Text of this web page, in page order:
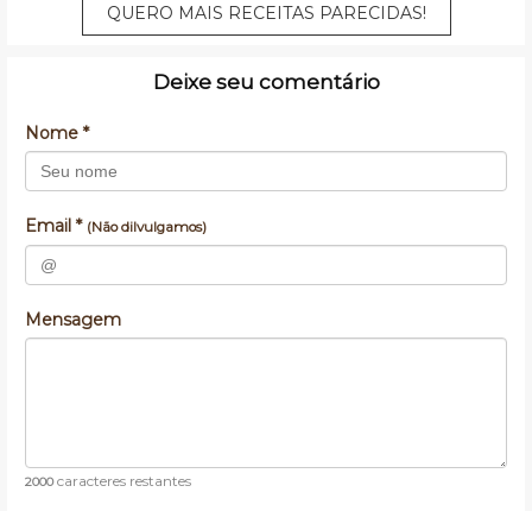
QUERO MAIS RECEITAS PARECIDAS!
Deixe seu comentário
Nome *
Email * (Não dilvulgamos)
Mensagem
2000caracteres restantes